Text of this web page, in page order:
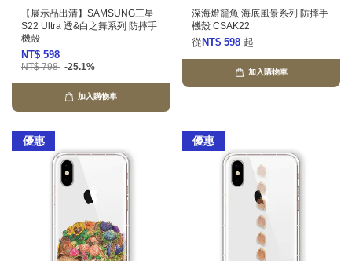
【展示品出清】SAMSUNG三星
S22 Ultra 透&白之舞系列 防摔手
機殼
NT$ 598
NT$ 798 -25.1%
加入購物車
深海燈籠魚 海底風景系列 防摔手
機殼 CSAK22
從 NT$ 598 起
加入購物車
優惠 優惠